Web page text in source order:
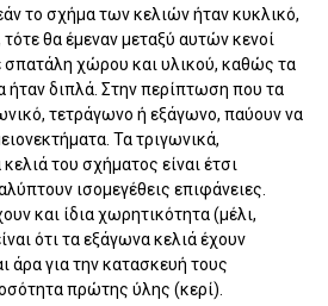
το σχήμα των κελιών ήταν κυκλικό,
θα έμεναν μεταξύ αυτών κενοί
σπατάλη χώρου και υλικού, καθώς τα
ήταν διπλά. Στην περίπτωση που τα
τετράγωνο ή εξάγωνο, παύουν να
Τα τριγωνικά,
του σχήματος είναι έτσι
ισομεγέθεις επιφάνειες.
και ίδια χωρητικότητα (μέλι,
ότι τα εξάγωνα κελιά έχουν
άρα για την κατασκευή τους
πρώτης ύλης (κερί).